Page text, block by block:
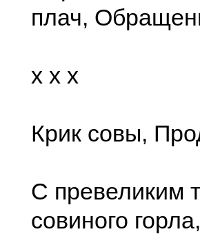
плач,
x x x
Крик совы,
С превеликим
совиного горла,